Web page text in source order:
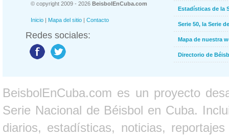
© copyright 2009 - 2026 BeisbolEnCuba.com
Inicio | Mapa del sitio | Contacto
Redes sociales:
Estadísticas de la
Serie 50, la Serie
Mapa de nuestra
Directorio de
BeisbolEnCuba.com es un proyecto
Serie Nacional de Béisbol en Cuba.
diarios, estadísticas, noticias,